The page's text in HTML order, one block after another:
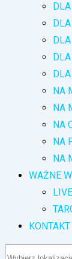
NA
NA
NA
NA
NA
WAŻNE
LIVE
KONTAKT